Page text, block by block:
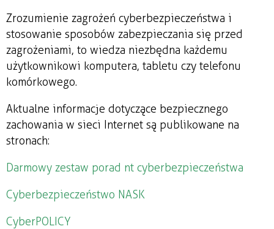
Zrozumienie zagrożeń cyberbezpieczeństwa i
stosowanie sposobów zabezpieczania się przed
zagrożeniami, to wiedza niezbędna każdemu
użytkownikowi komputera, tabletu czy telefonu
komórkowego.
Aktualne informacje dotyczące bezpiecznego
zachowania w sieci Internet są publikowane na
stronach:
Darmowy zestaw porad nt cyberbezpieczeństwa
Cyberbezpieczeństwo NASK
CyberPOLICY